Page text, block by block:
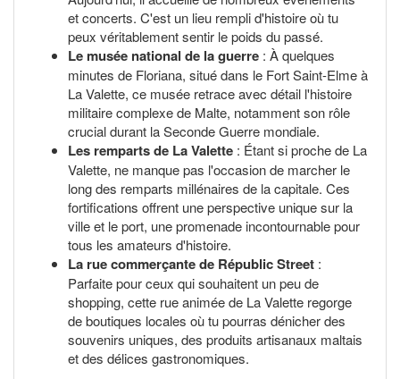
et concerts. C'est un lieu rempli d'histoire où tu
peux véritablement sentir le poids du passé.
Le musée national de la guerre : À quelques
minutes de Floriana, situé dans le Fort Saint-Elme à
La Valette, ce musée retrace avec détail l'histoire
militaire complexe de Malte, notamment son rôle
crucial durant la Seconde Guerre mondiale.
Les remparts de La Valette : Étant si proche de La
Valette, ne manque pas l'occasion de marcher le
long des remparts millénaires de la capitale. Ces
fortifications offrent une perspective unique sur la
ville et le port, une promenade incontournable pour
tous les amateurs d'histoire.
La rue commerçante de Républic Street :
Parfaite pour ceux qui souhaitent un peu de
shopping, cette rue animée de La Valette regorge
de boutiques locales où tu pourras dénicher des
souvenirs uniques, des produits artisanaux maltais
et des délices gastronomiques.